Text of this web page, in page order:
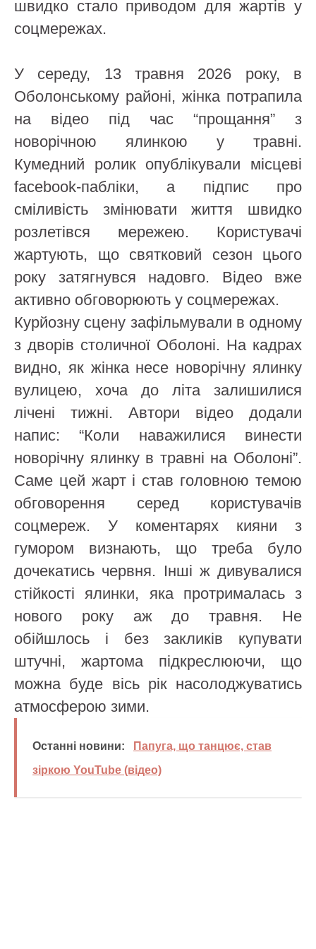
швидко стало приводом для жартів у
соцмережах.
У середу, 13 травня 2026 року, в
Оболонському районі, жінка потрапила
на відео під час “прощання” з
новорічною ялинкою у травні.
Кумедний ролик опублікували місцеві
facebook-пабліки, а підпис про
сміливість змінювати життя швидко
розлетівся мережею. Користувачі
жартують, що святковий сезон цього
року затягнувся надовго. Відео вже
активно обговорюють у соцмережах.
Курйозну сцену зафільмували в одному
з дворів столичної Оболоні. На кадрах
видно, як жінка несе новорічну ялинку
вулицею, хоча до літа залишилися
лічені тижні. Автори відео додали
напис: “Коли наважилися винести
новорічну ялинку в травні на Оболоні”.
Саме цей жарт і став головною темою
обговорення серед користувачів
соцмереж. У коментарях кияни з
гумором визнають, що треба було
дочекатись червня. Інші ж дивувалися
стійкості ялинки, яка протрималась з
нового року аж до травня. Не
обійшлось і без закликів купувати
штучні, жартома підкреслюючи, що
можна буде вісь рік насолоджуватись
атмосферою зими.
Останні новини:
Папуга, що танцює, став
зіркою YouTube (відео)